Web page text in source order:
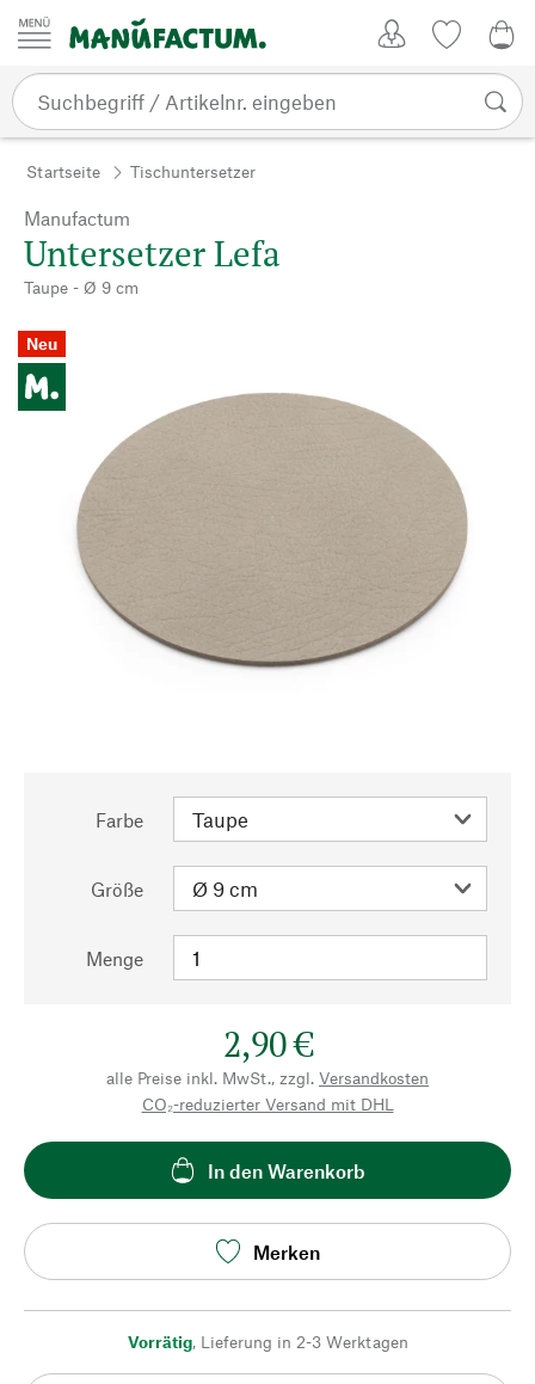
Zum Inhalt springen
Startseite Tischuntersetzer
Manufactum
Untersetzer Lefa
Taupe - Ø 9 cm
Neu
Farbe
Größe
Menge
2,90 €
alle Preise inkl. MwSt., zzgl. Versandkosten
CO₂-reduzierter Versand mit DHL
In den Warenkorb
Merken
Vorrätig, Lieferung in 2-3 Werktagen